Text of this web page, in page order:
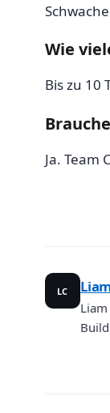
Wie
Bis zu 10
Ja. Team
LC